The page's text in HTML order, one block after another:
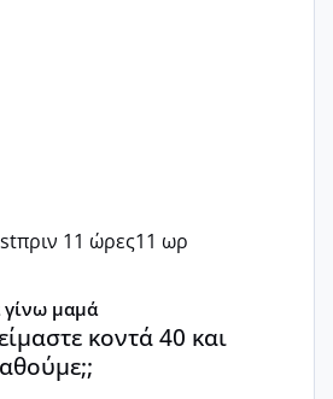
πριν 11 ώρες11 ωρ
40 και προσπαθούμε;;
μαμά
κοντά 40 και